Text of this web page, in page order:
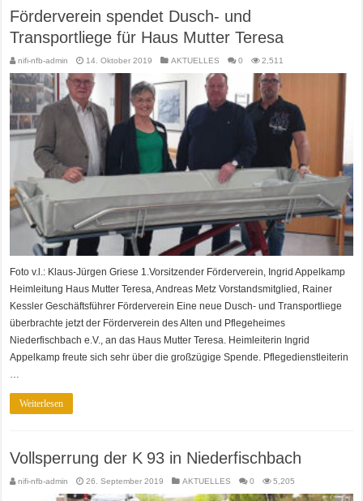
Förderverein spendet Dusch- und
Transportliege für Haus Mutter Teresa
nifi-nfb-admin 14. Oktober 2019 AKTUELLES 0 2,511
Foto v.l.: Klaus-Jürgen Griese 1.Vorsitzender Förderverein, Ingrid Appelkamp
Heimleitung Haus Mutter Teresa, Andreas Metz Vorstandsmitglied, Rainer
Kessler Geschäftsführer Förderverein Eine neue Dusch- und Transportliege
überbrachte jetzt der Förderverein des Alten und Pflegeheimes
Niederfischbach e.V., an das Haus Mutter Teresa. Heimleiterin Ingrid
Appelkamp freute sich sehr über die großzügige Spende. Pflegedienstleiterin
…
Weiterlesen
Vollsperrung der K 93 in Niederfischbach
nifi-nfb-admin 26. September 2019 AKTUELLES 0 5,205